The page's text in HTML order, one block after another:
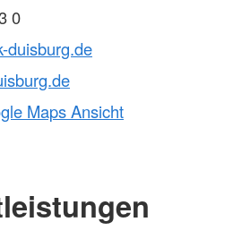
0
duisburg.de
Maps Ansicht